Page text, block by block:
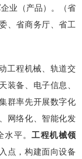
业（产品）。（省
、省商务厅、省工
工程机械、轨道交
备、电子信息、
群率先开展数字化
网络化、智能化发
水平。工程机械领
点，构建面向设备